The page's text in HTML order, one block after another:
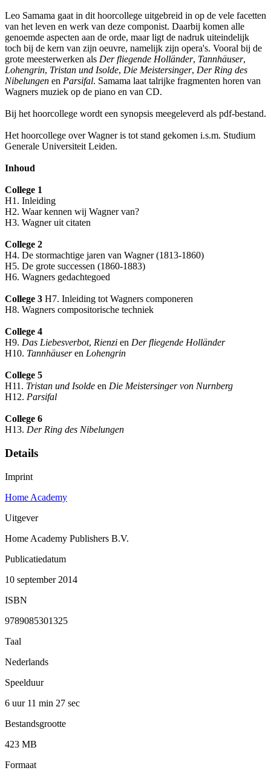
Leo Samama gaat in dit hoorcollege uitgebreid in op de vele facetten
van het leven en werk van deze componist. Daarbij komen alle
genoemde aspecten aan de orde, maar ligt de nadruk uiteindelijk
toch bij de kern van zijn oeuvre, namelijk zijn opera's. Vooral bij de
grote meesterwerken als Der fliegende Holländer, Tannhäuser,
Lohengrin, Tristan und Isolde, Die Meistersinger, Der Ring des
Nibelungen en Parsifal. Samama laat talrijke fragmenten horen van
Wagners muziek op de piano en van CD.
Bij het hoorcollege wordt een synopsis meegeleverd als pdf-bestand.
Het hoorcollege over Wagner is tot stand gekomen i.s.m. Studium
Generale Universiteit Leiden.
Inhoud
College 1
H1. Inleiding
H2. Waar kennen wij Wagner van?
H3. Wagner uit citaten
College 2
H4. De stormachtige jaren van Wagner (1813-1860)
H5. De grote successen (1860-1883)
H6. Wagners gedachtegoed
College 3 H7. Inleiding tot Wagners componeren
H8. Wagners compositorische techniek
College 4
H9. Das Liebesverbot, Rienzi en Der fliegende Holländer
H10. Tannhäuseren Lohengrin
College 5
H11. Tristan und Isolde en Die Meistersinger von Nurnberg
H12. Parsifal
College 6
H13. Der Ring des Nibelungen
Details
Imprint
Home Academy
Uitgever
Home Academy Publishers B.V.
Publicatiedatum
10 september 2014
ISBN
9789085301325
Taal
Nederlands
Speelduur
6 uur 11 min 27 sec
Bestandsgrootte
423 MB
Formaat